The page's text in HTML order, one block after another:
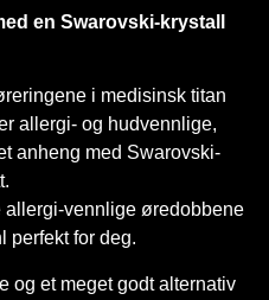
en Swarovski-krystall
i medisinsk titan
allergi- og hudvennlige,
anheng med Swarovski-
allergi-vennlige øredobbene
perfekt for deg.
og et meget godt alternativ